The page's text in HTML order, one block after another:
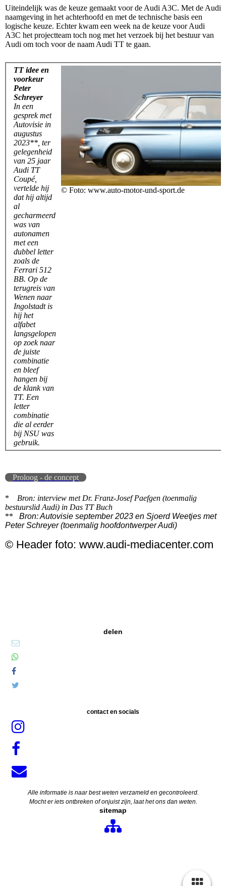
Uiteindelijk was de keuze gemaakt voor de Audi A3C. Met de Audi
naamgeving in het achterhoofd en met de technische basis een
logische keuze. Echter kwam een week na de keuze voor Audi
A3C het projectteam toch nog met het verzoek bij het bestuur van
Audi om toch voor de naam Audi TT te gaan.
TT idee en
voorkeur
Peter
Schreyer
In een
gesprek met
Autovisie in
augustus
2023**, ter
gelegenheid
van 25 jaar
Audi TT
Coupé,
vertelde hij
dat hij altijd
al
gecharmeerd
was van
autonamen
met een
dubbel letter
zoals de
Ferrari 512
BB. Op de
terugreis van
Wenen naar
Ingolstadt is
hij het
alfabet
langsgelopen
op zoek naar
de juiste
combinatie
en bleef
hangen bij
de klank van
TT. Een
letter
combinatie
die al eerder
bij NSU was
gebruik.
© Foto: www.auto-motor-und-sport.de
Proloog - de concept
* Bron: interview met Dr. Franz-Josef Paefgen (toenmalig
bestuurslid Audi) in Das TT Buch
** Bron: Autovisie september 2023 en Sjoerd Weetjes met
Peter Schreyer (toenmalig hoofdontwerper Audi)
© Header foto: www.audi-mediacenter.com
delen
contact en socials
Alle informatie is naar best weten verzameld en gecontroleerd.
Mocht er iets ontbreken of onjuist zijn, laat het ons dan weten.
sitemap